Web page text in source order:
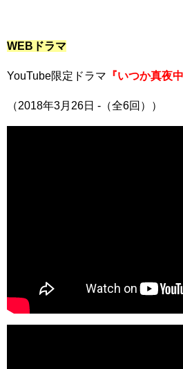
WEBドラマ
YouTube限定ドラマ 『いつか真夜
（2018年3月26日 -（全6回））